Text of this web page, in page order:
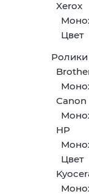
Xerox
Цвет
Ролики
Canon
HP
Цвет